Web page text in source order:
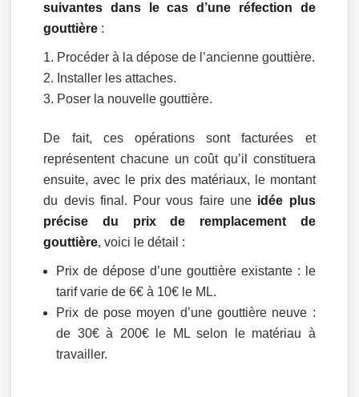
suivantes dans le cas d’une réfection de
gouttière :
Procéder à la dépose de l’ancienne gouttière.
Installer les attaches.
Poser la nouvelle gouttière.
De fait, ces opérations sont facturées et
représentent chacune un coût qu’il constituera
ensuite, avec le prix des matériaux, le montant
du devis final. Pour vous faire une idée plus
précise du prix de remplacement de
gouttière, voici le détail :
Prix de dépose d’une gouttière existante : le
tarif varie de 6€ à 10€ le ML.
Prix de pose moyen d’une gouttière neuve :
de 30€ à 200€ le ML selon le matériau à
travailler.